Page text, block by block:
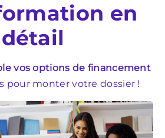
en
détail
vos options de financement
pour monter votre dossier !